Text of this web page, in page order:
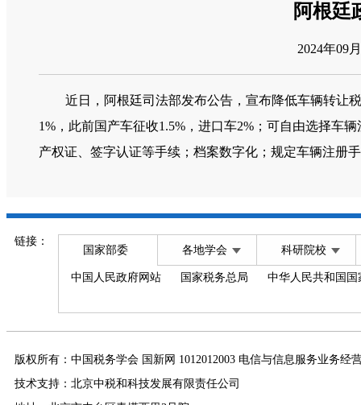
阿根廷
2024年09
近日，阿根廷司法部发布公告，宣布降低车辆转让税
1%，此前国产车征收1.5%，进口车2%；可自由选择车
产权证、签字认证等手续；档案数字化；规定车辆注册
链接：
国家部委 各地学会 科研院校
中国人民政府网站 国家税务总局 中华人民共和国
版权所有：中国税务学会 国新网 1012012003 电信与信息服务业务经
技术支持：北京中税和科技发展有限责任公司